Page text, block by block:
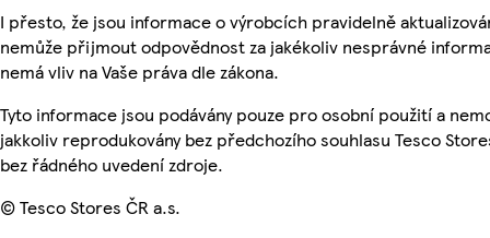
I přesto, že jsou informace o výrobcích pravidelně
nemůže přijmout odpovědnost za jakékoliv nesprávné
nemá vliv na Vaše práva dle zákona.
Tyto informace jsou podávány pouze pro osobní použití a
jakkoliv reprodukovány bez předchozího souhlasu Tesco
bez řádného uvedení zdroje.
© Tesco Stores ČR a.s.